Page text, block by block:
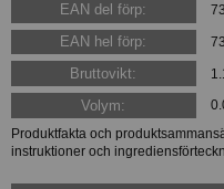
EAN del förp:
EAN hel förp:
Bruttovikt:
Volym:
Produktfakta och
instruktioner och